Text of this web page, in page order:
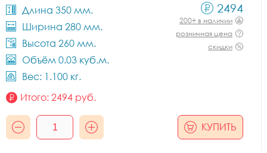
Длина 350 мм.
Ширина 280 мм.
Высота 260 мм.
Объём 0.03 куб.м.
Вес: 1.100 кг.
2494
200+ в наличии
розничная цена
скидки
Итого: 2494 руб.
КУПИТЬ